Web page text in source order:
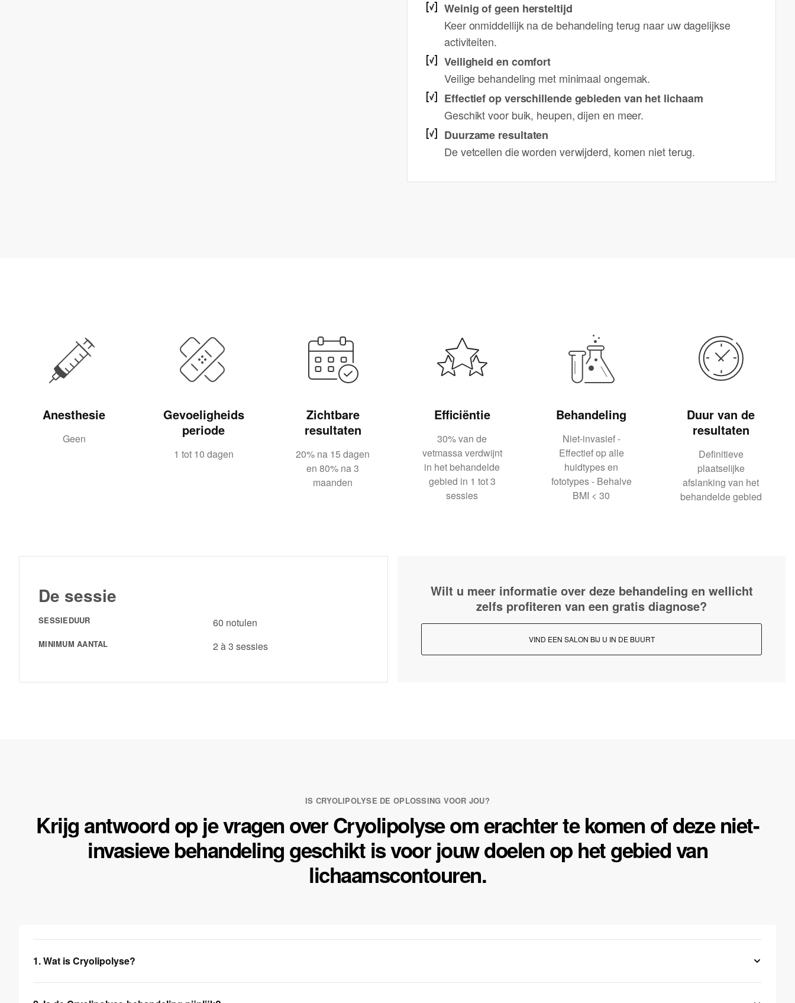
Weinig of geen hersteltijd
Keer onmiddellijk na de behandeling terug naar uw dagelijkse
activiteiten.
Veiligheid en comfort
Veilige behandeling met minimaal ongemak.
Effectief op verschillende gebieden van het lichaam
Geschikt voor buik, heupen, dijen en meer.
Duurzame resultaten
De vetcellen die worden verwijderd, komen niet terug.
Anesthesie
Geen
Gevoeligheids
periode
1 tot 10 dagen
Zichtbare
resultaten
20% na 15 dagen
en 80% na 3
maanden
Efficiëntie
30% van de
vetmassa verdwijnt
in het behandelde
gebied in 1 tot 3
sessies
Behandeling
Niet-invasief -
Effectief op alle
huidtypes en
fototypes - Behalve
BMI < 30
Duur van de
resultaten
Definitieve
plaatselijke
afslanking van het
behandelde gebied
De sessie
SESSIEDUUR 60 notulen
MINIMUM AANTAL 2 à 3 sessies
Wilt u meer informatie over deze behandeling en wellicht
zelfs profiteren van een gratis diagnose?
VIND EEN SALON BIJ U IN DE BUURT
IS CRYOLIPOLYSE DE OPLOSSING VOOR JOU?
Krijg antwoord op je vragen over Cryolipolyse om erachter te komen of deze niet-
invasieve behandeling geschikt is voor jouw doelen op het gebied van
lichaamscontouren.
1. Wat is Cryolipolyse?